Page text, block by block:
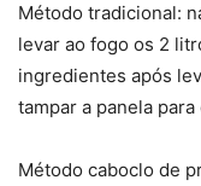
Método tradicional:
levar ao fogo os 2
ingredientes após
tampar a panela
Método caboclo de